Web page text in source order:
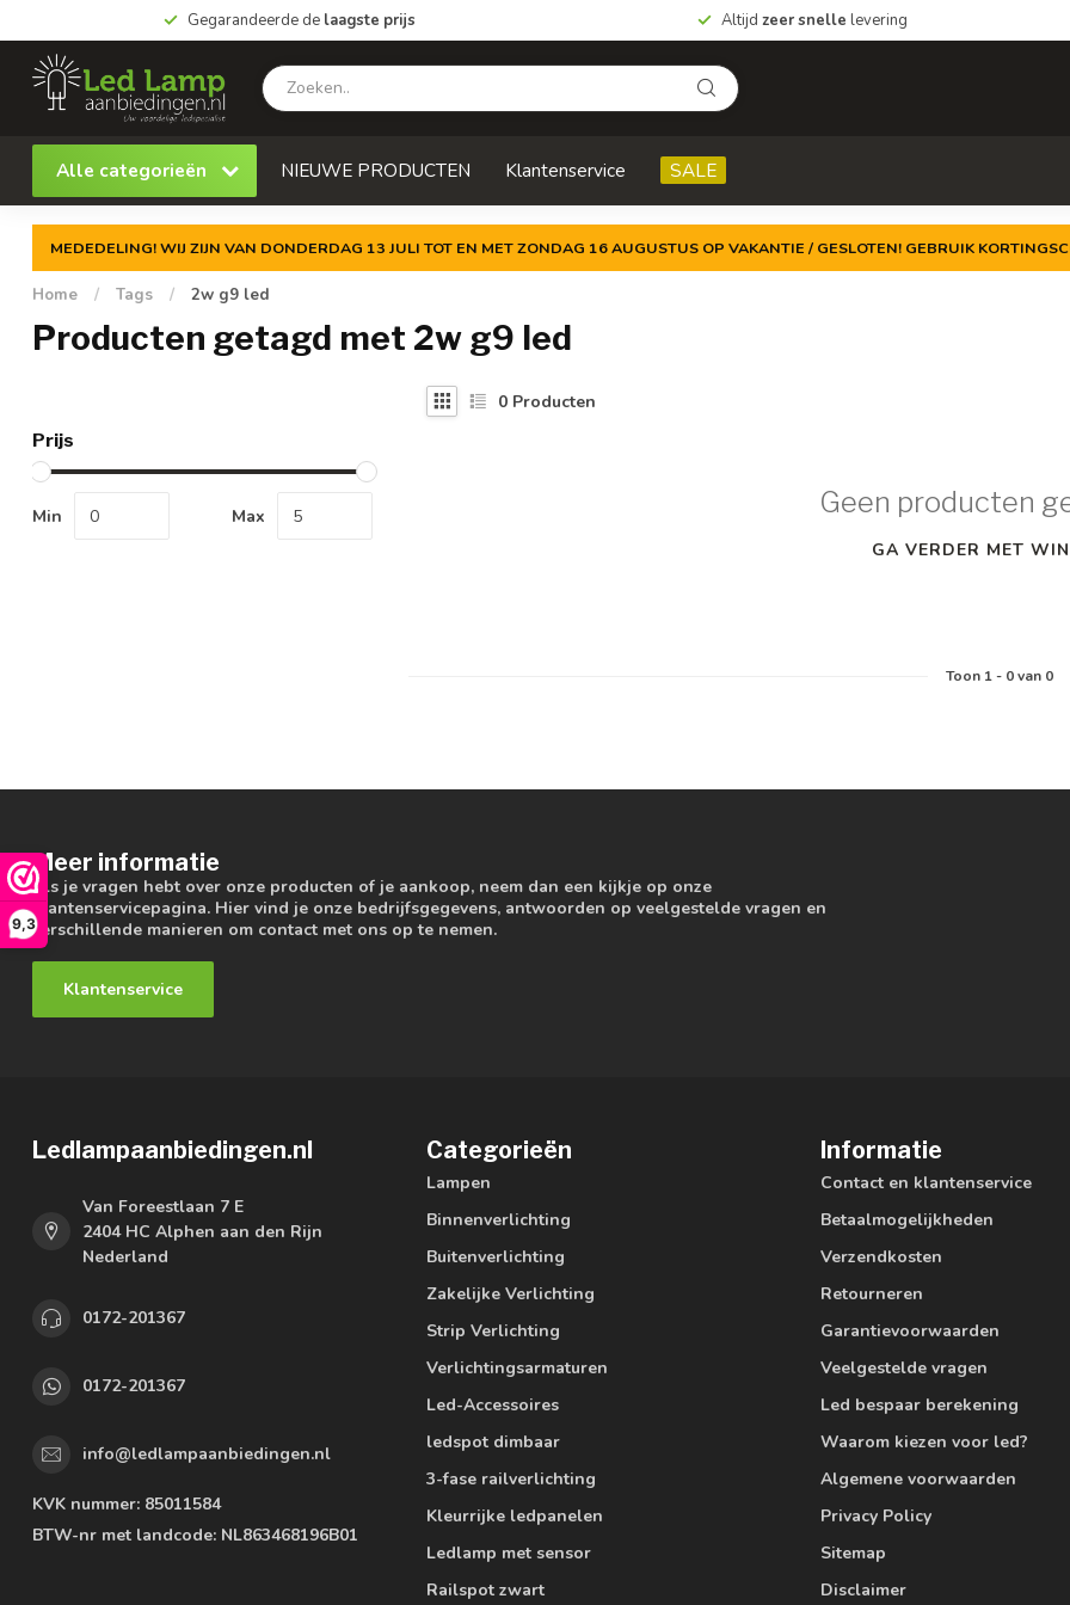
9,3
Gegarandeerde de laagste prijs Altijd zeer snelle levering
Alle categorieën NIEUWE PRODUCTEN Klantenservice SALE
MEDEDELING! WIJ ZIJN VAN DONDERDAG 13 JULI TOT EN MET ZONDAG 16 AUGUSTUS OP VAKANTIE / GESLOTEN! GEBRUIK
Home / Tags / 2w g9 led
Producten getagd met 2w g9 led
Prijs
Min Max
0 Producten
Geen producten
GA VERDER MET
Toon 1- 0van 0
Meer informatie
Als je vragen hebt over onze producten of je aankoop, neem dan een kijkje op onze
klantenservicepagina. Hier vind je onze bedrijfsgegevens, antwoorden op veelgestelde vragen en
verschillende manieren om contact met ons op te nemen.
Klantenservice
Ledlampaanbiedingen.nl
Van Foreestlaan 7 E
2404 HC Alphen aan den Rijn
Nederland
0172-201367
0172-201367
info@ledlampaanbiedingen.nl
KVK nummer: 85011584
BTW-nr met landcode: NL863468196B01
Categorieën
Lampen
Binnenverlichting
Buitenverlichting
Zakelijke Verlichting
Strip Verlichting
Verlichtingsarmaturen
Led-Accessoires
ledspot dimbaar
3-fase railverlichting
Kleurrijke ledpanelen
Ledlamp met sensor
Railspot zwart
Informatie
Contact en klantenservice
Betaalmogelijkheden
Verzendkosten
Retourneren
Garantievoorwaarden
Veelgestelde vragen
Led bespaar berekening
Waarom kiezen voor led?
Algemene voorwaarden
Privacy Policy
Sitemap
Disclaimer